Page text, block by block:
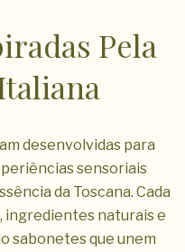
Pela
desenvolvidas para
sensoriais
da Toscana. Cada
ingredientes naturais e
sabonetes que unem